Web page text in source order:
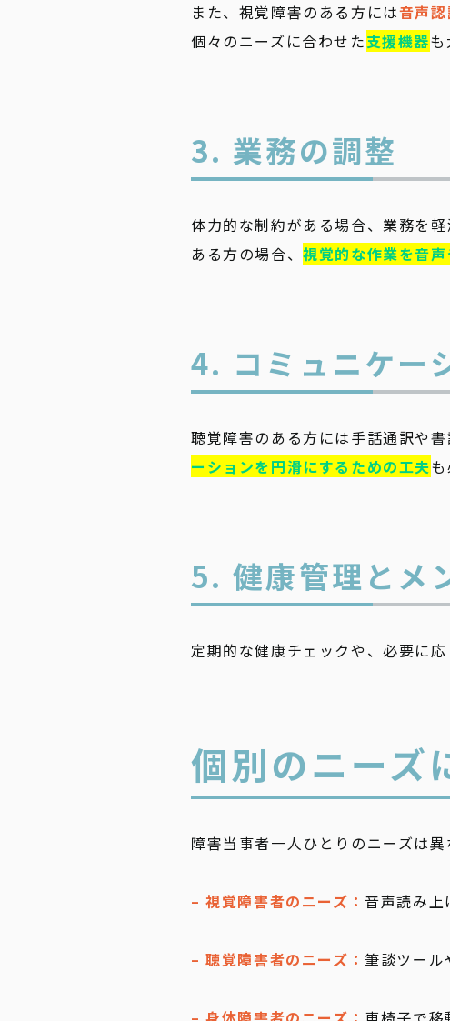
また、視覚障害のある方には音声
個々のニーズに合わせた支援機器も
3. 業務の調整
体力的な制約がある場合、業務を
ある方の場合、視覚的な作業を音
4. コミュニケー
聴覚障害のある方には手話通訳や
ーションを円滑にするための工夫も
5. 健康管理とメ
定期的な健康チェックや、必要に応
個別のニーズ
障害当事者一人ひとりのニーズは
– 視覚障害者のニーズ：音声読み上
– 聴覚障害者のニーズ：筆談ツール